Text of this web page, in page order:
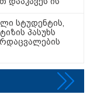
სტუდენტის,
პასუხს